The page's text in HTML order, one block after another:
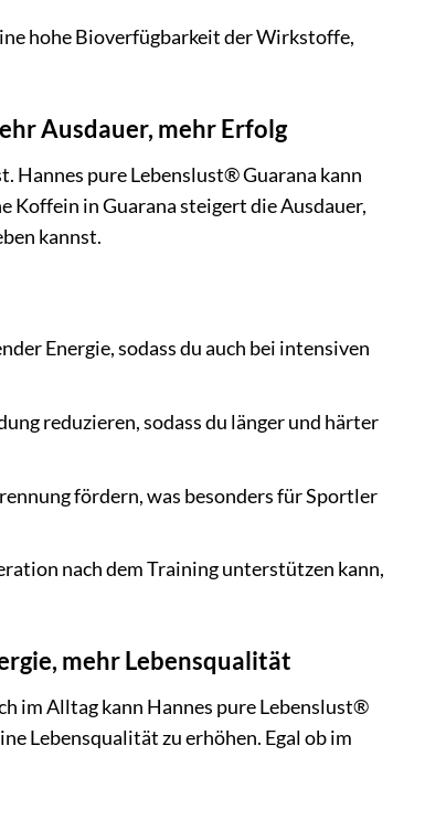
hohe Bioverfügbarkeit der Wirkstoffe,
Ausdauer, mehr Erfolg
Hannes pure Lebenslust® Guarana kann
Koffein in Guarana steigert die Ausdauer,
kannst.
Energie, sodass du auch bei intensiven
reduzieren, sodass du länger und härter
fördern, was besonders für Sportler
nach dem Training unterstützen kann,
mehr Lebensqualität
im Alltag kann Hannes pure Lebenslust®
Lebensqualität zu erhöhen. Egal ob im